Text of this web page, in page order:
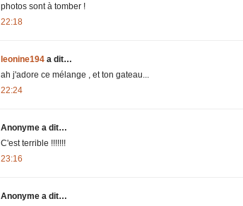
photos sont à tomber !
22:18
leonine194 a dit…
ah j'adore ce mélange , et ton gateau...
22:24
Anonyme a dit…
C'est terrible !!!!!!!
23:16
Anonyme a dit…